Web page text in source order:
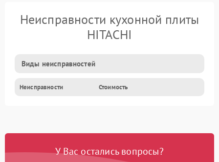
Неисправности кухонной плиты
HITACHI
Виды неисправностей
Неисправности Стоимость
У Вас остались вопросы?